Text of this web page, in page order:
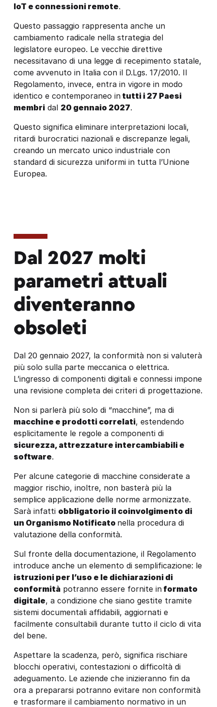
IoT e connessioni remote.
Questo passaggio rappresenta anche un
cambiamento radicale nella strategia del
legislatore europeo. Le vecchie direttive
necessitavano di una legge di recepimento statale,
come avvenuto in Italia con il D.Lgs. 17/2010. Il
Regolamento, invece, entra in vigore in modo
identico e contemporaneo in tutti i 27 Paesi
membri dal 20 gennaio 2027.
Questo significa eliminare interpretazioni locali,
ritardi burocratici nazionali e discrepanze legali,
creando un mercato unico industriale con
standard di sicurezza uniformi in tutta l’Unione
Europea.
Dal 2027 molti
parametri attuali
diventeranno
obsoleti
Dal 20 gennaio 2027, la conformità non si valuterà
più solo sulla parte meccanica o elettrica.
L’ingresso di componenti digitali e connessi impone
una revisione completa dei criteri di progettazione.
Non si parlerà più solo di “macchine”, ma di
macchine e prodotti correlati, estendendo
esplicitamente le regole a componenti di
sicurezza, attrezzature intercambiabili e
software.
Per alcune categorie di macchine considerate a
maggior rischio, inoltre, non basterà più la
semplice applicazione delle norme armonizzate.
Sarà infatti obbligatorio il coinvolgimento di
un Organismo Notificato nella procedura di
valutazione della conformità.
Sul fronte della documentazione, il Regolamento
introduce anche un elemento di semplificazione: le
istruzioni per l’uso e le dichiarazioni di
conformità potranno essere fornite in formato
digitale, a condizione che siano gestite tramite
sistemi documentali affidabili, aggiornati e
facilmente consultabili durante tutto il ciclo di vita
del bene.
Aspettare la scadenza, però, significa rischiare
blocchi operativi, contestazioni o difficoltà di
adeguamento. Le aziende che inizieranno fin da
ora a prepararsi potranno evitare non conformità
e trasformare il cambiamento normativo in un